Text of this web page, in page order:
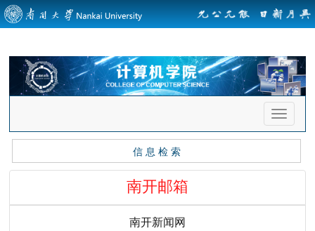
*{ -moz-filter: grayscale(100%); -ms-filter: grayscale(100%); -o-filter:
grayscale(100%); filter: gray; }
首
页
导
信 息 检 索
南开邮箱
南开新闻网